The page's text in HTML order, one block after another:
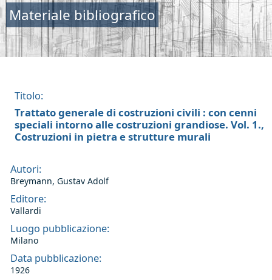
Materiale bibliografico
Titolo:
Trattato generale di costruzioni civili : con cenni
speciali intorno alle costruzioni grandiose. Vol. 1.,
Costruzioni in pietra e strutture murali
Autori:
Breymann, Gustav Adolf
Editore:
Vallardi
Luogo pubblicazione:
Milano
Data pubblicazione:
1926